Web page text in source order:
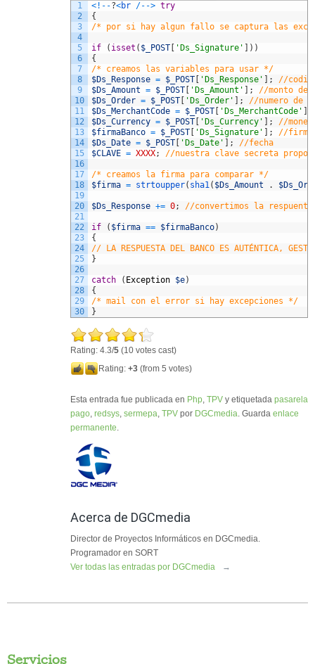
1
2
3
4
5
6
7
8
9
10
11
12
13
14
15
16
17
18
19
20
21
22
23
24
25
26
27
28
29
30
< ! --?<br /--> try
{
/* por si hay algun fallo se captura las
if ( isset ( $_POST 'Ds_Signature' ) )
{
/* creamos las variables para usar */
$Ds_Response = $_POST 'Ds_Response' ;
//
$Ds_Amount = $_POST 'Ds_Amount' ;
//monto de
$Ds_Order = $_POST 'Ds_Order' ;
//numero de
$Ds_MerchantCode = $_POST 'Ds_MerchantCode'
$Ds_Currency = $_POST 'Ds_Currency' ;
//
$firmaBanco = $_POST 'Ds_Signature' ;
//firma
$Ds_Date = $_POST 'Ds_Date' ;
//fecha
$CLAVE = XXXX; //nuestra clave secreta
/* creamos la firma para comparar */
$firma = strtoupper( sha1( $Ds_Amount .
$Ds_Response += 0; //convertimos la respuenta
if ( $firma == $firmaBanco)
{
// LA RESPUESTA DEL BANCO ES AUTÉNTICA,
}
catch ( Exception $e)
{
/* mail con el error si hay excepciones */
}
Rating: 4.3/5 (10 votes cast)
Rating: +3 (from 5 votes)
Esta entrada fue publicada en Php, TPV y etiquetada pasarela
pago, redsys, sermepa, TPV por DGCmedia. Guarda enlace
permanente.
Acerca de DGCmedia
Director de Proyectos Informáticos en DGCmedia.
Programador en SORT
Ver todas las entradas por DGCmedia
→
Servicios